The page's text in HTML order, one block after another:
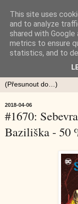
2018-04-06
#1670:
Baziliška - 50
This site uses
and to analyze
shared with
metrics to ensure
statistics, and to